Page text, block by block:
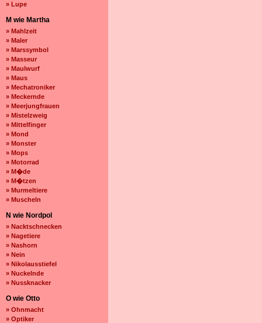
» Lupe
M wie Martha
» Mahlzeit
» Maler
» Marssymbol
» Masseur
» Maulwurf
» Maus
» Mechatroniker
» Meckernde
» Meerjungfrauen
» Mistelzweig
» Mittelfinger
» Mond
» Monster
» Mops
» Motorrad
» M�de
» M�tzen
» Murmeltiere
» Muscheln
N wie Nordpol
» Nacktschnecken
» Nagetiere
» Nashorn
» Nein
» Nikolausstiefel
» Nuckelnde
» Nussknacker
O wie Otto
» Ohnmacht
» Optiker